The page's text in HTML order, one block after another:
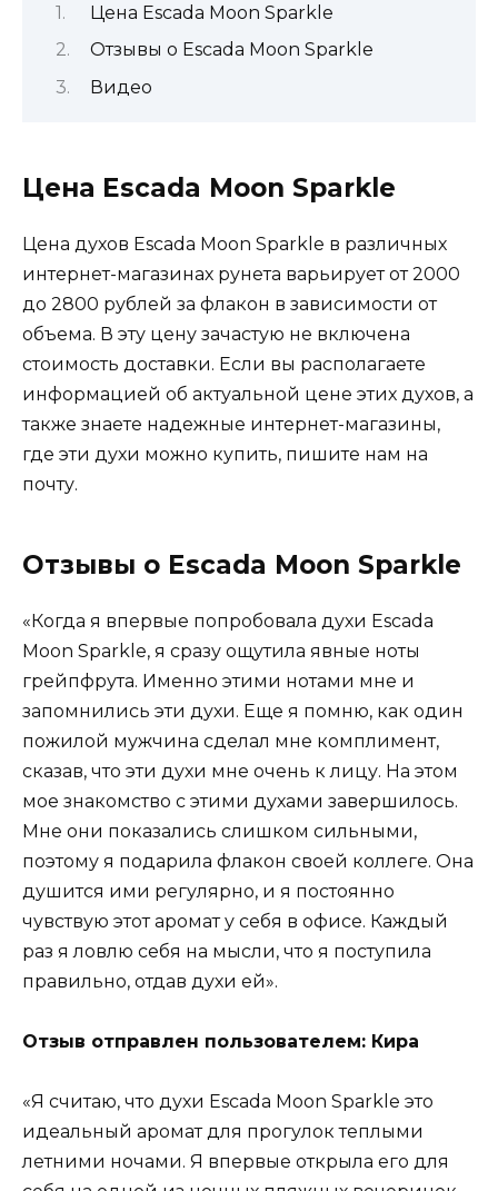
Цена Escada Moon Sparkle
Отзывы о Escada Moon Sparkle
Видео
Цена Escada Moon Sparkle
Цена духов Escada Moon Sparkle в различных
интернет-магазинах рунета варьирует от 2000
до 2800 рублей за флакон в зависимости от
объема. В эту цену зачастую не включена
стоимость доставки. Если вы располагаете
информацией об актуальной цене этих духов, а
также знаете надежные интернет-магазины,
где эти духи можно купить, пишите нам на
почту.
Отзывы о Escada Moon Sparkle
«Когда я впервые попробовала духи Escada
Moon Sparkle, я сразу ощутила явные ноты
грейпфрута. Именно этими нотами мне и
запомнились эти духи. Еще я помню, как один
пожилой мужчина сделал мне комплимент,
сказав, что эти духи мне очень к лицу. На этом
мое знакомство с этими духами завершилось.
Мне они показались слишком сильными,
поэтому я подарила флакон своей коллеге. Она
душится ими регулярно, и я постоянно
чувствую этот аромат у себя в офисе. Каждый
раз я ловлю себя на мысли, что я поступила
правильно, отдав духи ей».
Отзыв отправлен пользователем: Кира
«Я считаю, что духи Escada Moon Sparkle это
идеальный аромат для прогулок теплыми
летними ночами. Я впервые открыла его для